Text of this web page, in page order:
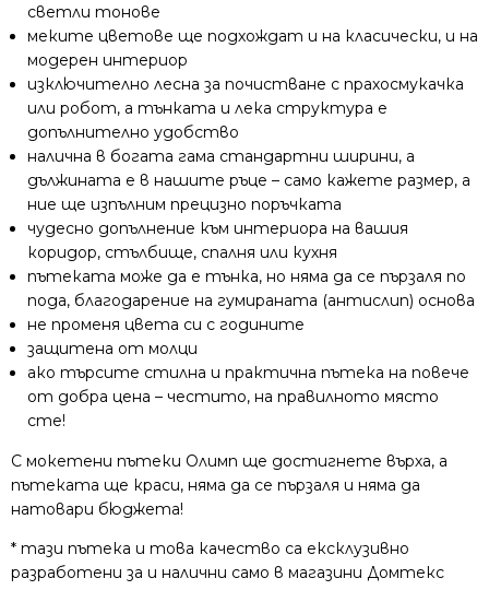
светли тонове
меките цветове ще подхождат и на класически, и на
модерен интериор
изключително лесна за почистване с прахосмукачка
или робот, а тънката и лека структура е
допълнително удобство
налична в богата гама стандартни ширини, а
дължината е в нашите ръце – само кажете размер, а
ние ще изпълним прецизно поръчката
чудесно допълнение към интериора на вашия
коридор, стълбище, спалня или кухня
пътеката може да е тънка, но няма да се пързаля по
пода, благодарение на гумираната (антислип) основа
не променя цвета си с годините
защитена от молци
ако търсите стилна и практична пътека на повече
от добра цена – честито, на правилното място
сте!
С мокетени пътеки Олимп ще достигнете върха, а
пътеката ще краси, няма да се пързаля и няма да
натовари бюджета!
* тази пътека и това качество са ексклузивно
разработени за и налични само в магазини Домтекс